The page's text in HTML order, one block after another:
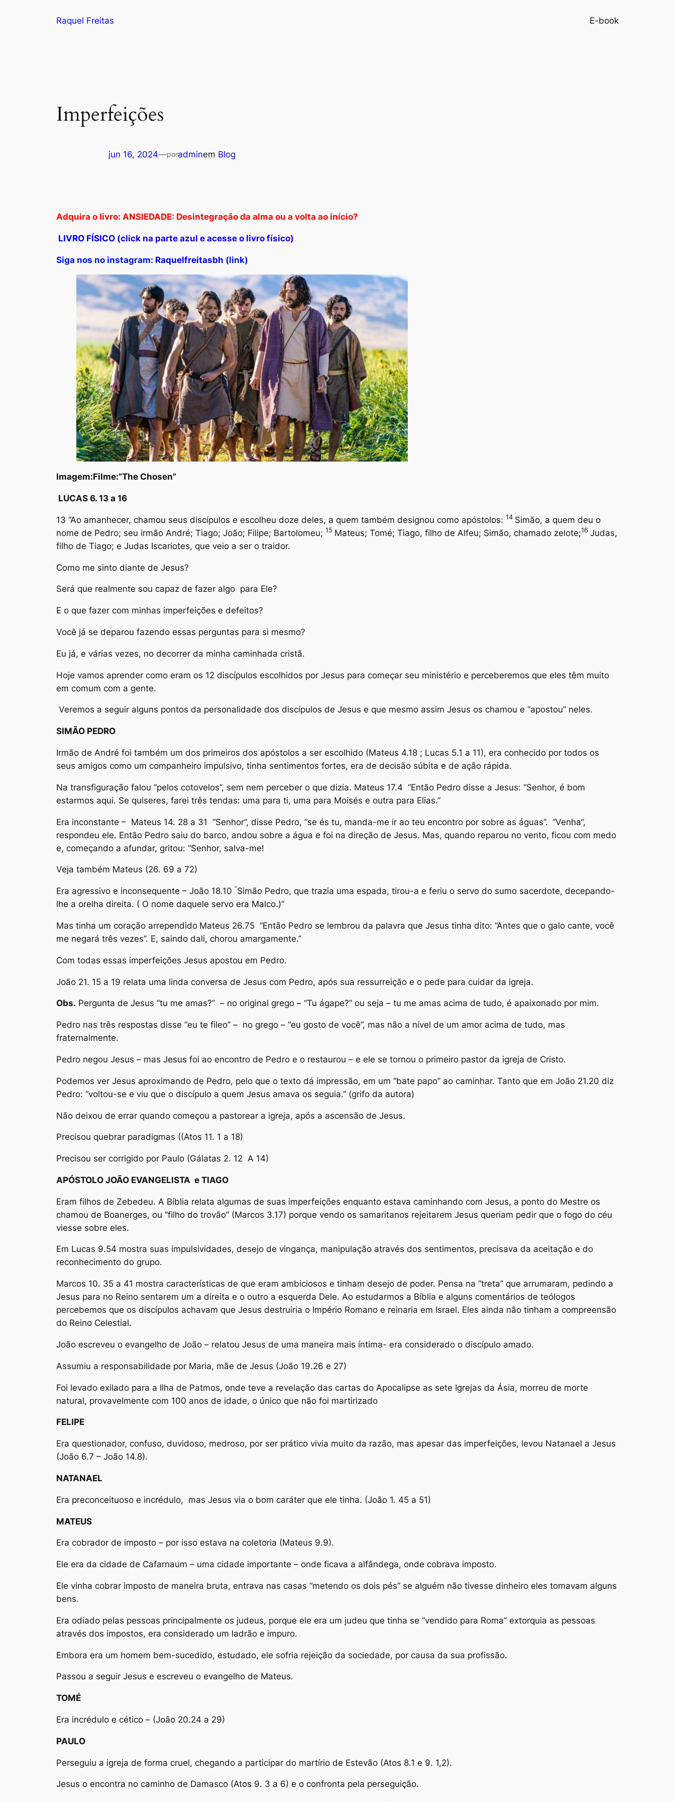
Raquel Freitas E-book
Imperfeições
jun 16, 2024—poradminem Blog
Adquira o livro: ANSIEDADE: Desintegração da alma ou a volta ao início?
LIVRO FÍSICO (click na parte azul e acesse o livro físico)
Siga nos no instagram: Raquelfreitasbh (link)
Imagem:Filme:”The Chosen”
LUCAS 6. 13 a 16
13 “Ao amanhecer, chamou seus discípulos e escolheu doze deles, a quem também designou como apóstolos: 14 Simão, a quem deu o
nome de Pedro; seu irmão André; Tiago; João; Filipe; Bartolomeu; 15 Mateus; Tomé; Tiago, filho de Alfeu; Simão, chamado zelote;16 Judas,
filho de Tiago; e Judas Iscariotes, que veio a ser o traidor.
Como me sinto diante de Jesus?
Será que realmente sou capaz de fazer algo para Ele?
E o que fazer com minhas imperfeições e defeitos?
Você já se deparou fazendo essas perguntas para si mesmo?
Eu já, e várias vezes, no decorrer da minha caminhada cristã.
Hoje vamos aprender como eram os 12 discípulos escolhidos por Jesus para começar seu ministério e perceberemos que eles têm muito
em comum com a gente.
Veremos a seguir alguns pontos da personalidade dos discípulos de Jesus e que mesmo assim Jesus os chamou e “apostou” neles.
SIMÃO PEDRO
Irmão de André foi também um dos primeiros dos apóstolos a ser escolhido (Mateus 4.18 ; Lucas 5.1 a 11), era conhecido por todos os
seus amigos como um companheiro impulsivo, tinha sentimentos fortes, era de decisão súbita e de ação rápida.
Na transfiguração falou “pelos cotovelos”, sem nem perceber o que dizia. Mateus 17.4 “Então Pedro disse a Jesus: “Senhor, é bom
estarmos aqui. Se quiseres, farei três tendas: uma para ti, uma para Moisés e outra para Elias.”
Era inconstante – Mateus 14. 28 a 31 “Senhor”, disse Pedro, “se és tu, manda-me ir ao teu encontro por sobre as águas”. “Venha”,
respondeu ele. Então Pedro saiu do barco, andou sobre a água e foi na direção de Jesus. Mas, quando reparou no vento, ficou com medo
e, começando a afundar, gritou: “Senhor, salva-me!
Veja também Mateus (26. 69 a 72)
Era agressivo e inconsequente – João 18.10 “Simão Pedro, que trazia uma espada, tirou-a e feriu o servo do sumo sacerdote, decepando-
lhe a orelha direita. ( O nome daquele servo era Malco.)”
Mas tinha um coração arrependido Mateus 26.75 “Então Pedro se lembrou da palavra que Jesus tinha dito: “Antes que o galo cante, você
me negará três vezes”. E, saindo dali, chorou amargamente.”
Com todas essas imperfeições Jesus apostou em Pedro.
João 21. 15 a 19 relata uma linda conversa de Jesus com Pedro, após sua ressurreição e o pede para cuidar da igreja.
Obs. Pergunta de Jesus “tu me amas?” – no original grego – “Tu ágape?” ou seja – tu me amas acima de tudo, é apaixonado por mim.
Pedro nas três respostas disse “eu te fileo” – no grego – “eu gosto de você”, mas não a nível de um amor acima de tudo, mas
fraternalmente.
Pedro negou Jesus – mas Jesus foi ao encontro de Pedro e o restaurou – e ele se tornou o primeiro pastor da igreja de Cristo.
Podemos ver Jesus aproximando de Pedro, pelo que o texto dá impressão, em um “bate papo” ao caminhar. Tanto que em João 21.20 diz
Pedro: “voltou-se e viu que o discípulo a quem Jesus amava os seguia.” (grifo da autora)
Não deixou de errar quando começou a pastorear a igreja, após a ascensão de Jesus.
Precisou quebrar paradigmas ((Atos 11. 1 a 18)
Precisou ser corrigido por Paulo (Gálatas 2. 12 A 14)
APÓSTOLO JOÃO EVANGELISTA e TIAGO
Eram filhos de Zebedeu. A Bíblia relata algumas de suas imperfeições enquanto estava caminhando com Jesus, a ponto do Mestre os
chamou de Boanerges, ou “filho do trovão” (Marcos 3.17) porque vendo os samaritanos rejeitarem Jesus queriam pedir que o fogo do céu
viesse sobre eles.
Em Lucas 9.54 mostra suas impulsividades, desejo de vingança, manipulação através dos sentimentos, precisava da aceitação e do
reconhecimento do grupo.
Marcos 10. 35 a 41 mostra características de que eram ambiciosos e tinham desejo de poder. Pensa na “treta” que arrumaram, pedindo a
Jesus para no Reino sentarem um a direita e o outro a esquerda Dele. Ao estudarmos a Bíblia e alguns comentários de teólogos
percebemos que os discípulos achavam que Jesus destruiria o Império Romano e reinaria em Israel. Eles ainda não tinham a compreensão
do Reino Celestial.
João escreveu o evangelho de João – relatou Jesus de uma maneira mais íntima- era considerado o discípulo amado.
Assumiu a responsabilidade por Maria, mãe de Jesus (João 19.26 e 27)
Foi levado exilado para a Ilha de Patmos, onde teve a revelação das cartas do Apocalipse as sete Igrejas da Ásia, morreu de morte
natural, provavelmente com 100 anos de idade, o único que não foi martirizado
FELIPE
Era questionador, confuso, duvidoso, medroso, por ser prático vivia muito da razão, mas apesar das imperfeições, levou Natanael a Jesus
(João 6.7 – João 14.8).
NATANAEL
Era preconceituoso e incrédulo, mas Jesus via o bom caráter que ele tinha. (João 1. 45 a 51)
MATEUS
Era cobrador de imposto – por isso estava na coletoria (Mateus 9.9).
Ele era da cidade de Cafarnaum – uma cidade importante – onde ficava a alfândega, onde cobrava imposto.
Ele vinha cobrar imposto de maneira bruta, entrava nas casas “metendo os dois pés” se alguém não tivesse dinheiro eles tomavam alguns
bens.
Era odiado pelas pessoas principalmente os judeus, porque ele era um judeu que tinha se “vendido para Roma” extorquia as pessoas
através dos impostos, era considerado um ladrão e impuro.
Embora era um homem bem-sucedido, estudado, ele sofria rejeição da sociedade, por causa da sua profissão.
Passou a seguir Jesus e escreveu o evangelho de Mateus.
TOMÉ
Era incrédulo e cético – (João 20.24 a 29)
PAULO
Perseguiu a igreja de forma cruel, chegando a participar do martírio de Estevão (Atos 8.1 e 9. 1,2).
Jesus o encontra no caminho de Damasco (Atos 9. 3 a 6) e o confronta pela perseguição.